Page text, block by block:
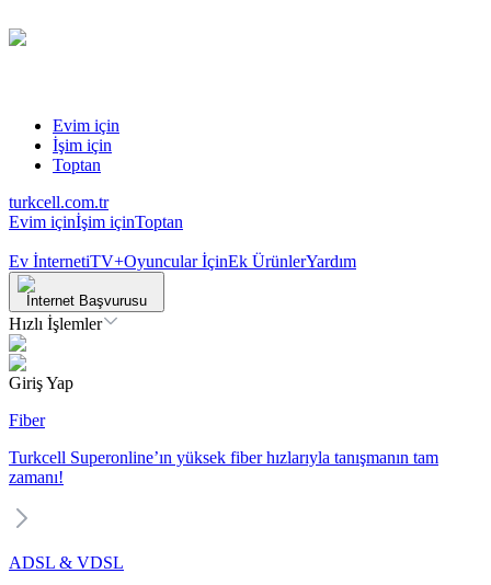
Evim için
İşim için
Toptan
turkcell.com.tr
Evim içinİşim içinToptan
Ev İnternetiTV+Oyuncular İçinEk ÜrünlerYardım
İnternet Başvurusu
Hızlı İşlemler
Giriş Yap
Fiber
Turkcell Superonline’ın yüksek fiber hızlarıyla tanışmanın tam
zamanı!
ADSL & VDSL